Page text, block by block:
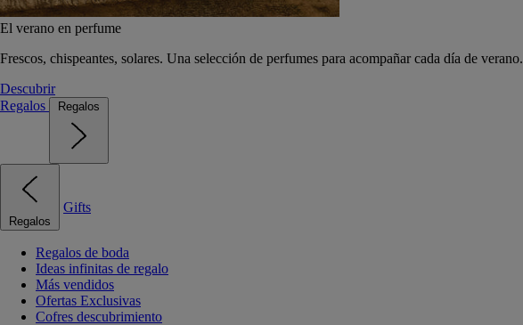
El verano en perfume
Frescos, chispeantes, solares. Una selección de perfumes para acompañar cada día de verano.
Descubrir
Regalos
Regalos
Regalos
Gifts
Regalos de boda
Ideas infinitas de regalo
Más vendidos
Ofertas Exclusivas
Cofres descubrimiento